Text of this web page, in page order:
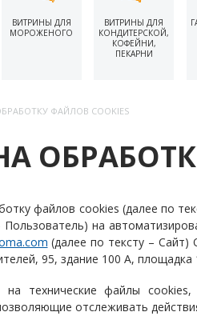
ВИТРИНЫ ДЛЯ
МОРОЖЕНОГО
ВИТРИНЫ ДЛЯ
КОНДИТЕРСКОЙ,
КОФЕЙНИ,
ПЕКАРНИ
ФАЙЛОВ COOKIES
файлов cookies (далее по
Пользователь) на
(далее по тексту –
95, здание 100 А, площадка
на технические файлы
отслеживать